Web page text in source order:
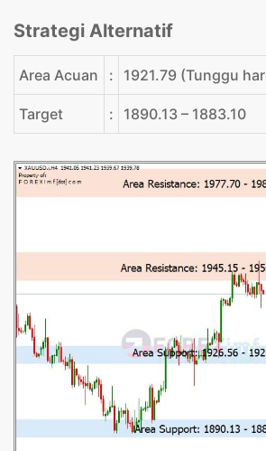
Strategi Alternatif
Area Acuan : 1921.79 (Tunggu
Target : 1890.13 – 1883.10